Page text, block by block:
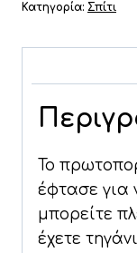
Αντικολλητικό
36cm
ποσότητα
Κατηγορία: Σπίτι
Το
έφτασε για
μπορείτε
έχετε